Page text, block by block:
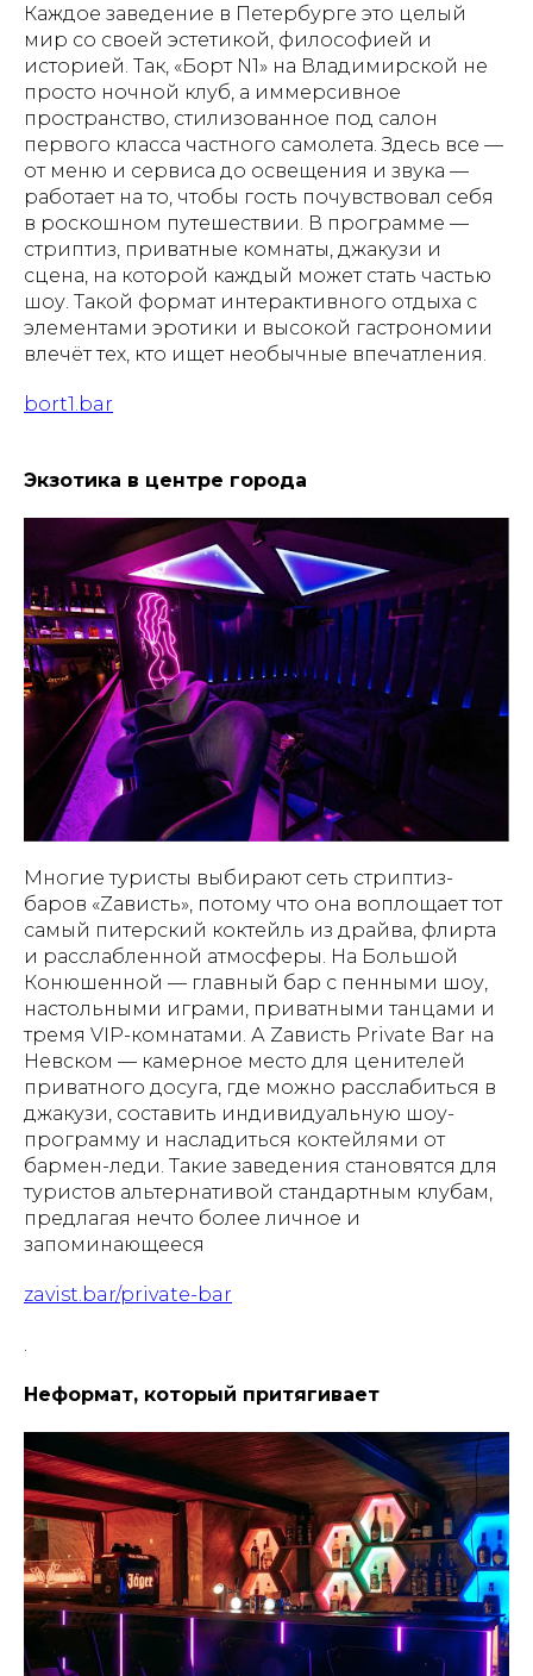
Каждое заведение в Петербурге это целый
мир со своей эстетикой, философией и
историей. Так, «Борт N1» на Владимирской не
просто ночной клуб, а иммерсивное
пространство, стилизованное под салон
первого класса частного самолета. Здесь все —
от меню и сервиса до освещения и звука —
работает на то, чтобы гость почувствовал себя
в роскошном путешествии. В программе —
стриптиз, приватные комнаты, джакузи и
сцена, на которой каждый может стать частью
шоу. Такой формат интерактивного отдыха с
элементами эротики и высокой гастрономии
влечёт тех, кто ищет необычные впечатления.
bort1.bar
Экзотика в центре города
Многие туристы выбирают сеть стриптиз-
баров «Zависть», потому что она воплощает тот
самый питерский коктейль из драйва, флирта
и расслабленной атмосферы. На Большой
Конюшенной — главный бар с пенными шоу,
настольными играми, приватными танцами и
тремя VIP-комнатами. А Zависть Private Bar на
Невском — камерное место для ценителей
приватного досуга, где можно расслабиться в
джакузи, составить индивидуальную шоу-
программу и насладиться коктейлями от
бармен-леди. Такие заведения становятся для
туристов альтернативой стандартным клубам,
предлагая нечто более личное и
запоминающееся
zavist.bar/private-bar
Неформат, который притягивает